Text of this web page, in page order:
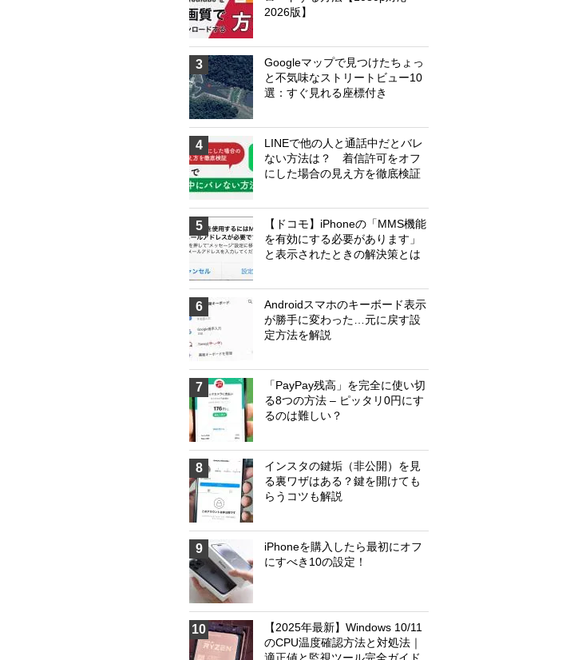
2026版】
3
Googleマップで見つけたちょっ
と不気味なストリートビュー10
選：すぐ見れる座標付き
4
LINEで他の人と通話中だとバレ
ない方法は？ 着信許可をオフ
にした場合の見え方を徹底検証
5
【ドコモ】iPhoneの「MMS機能
を有効にする必要があります」
と表示されたときの解決策とは
6
Androidスマホのキーボード表示
が勝手に変わった…元に戻す設
定方法を解説
7
「PayPay残高」を完全に使い切
る8つの方法 – ピッタリ0円にす
るのは難しい？
8
インスタの鍵垢（非公開）を見
る裏ワザはある？鍵を開けても
らうコツも解説
9
iPhoneを購入したら最初にオフ
にすべき10の設定！
10
【2025年最新】Windows 10/11
のCPU温度確認方法と対処法｜